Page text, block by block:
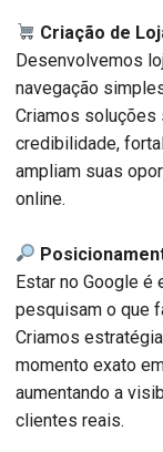
Criação de
Desenvolvemos
navegação
Criamos soluções
credibilidade,
ampliam suas
online.
Estar no Google
pesquisam o que
Criamos
momento exato
aumentando a
clientes reais.